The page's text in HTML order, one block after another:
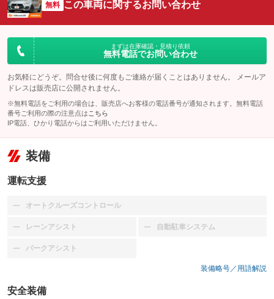
無料 この車両に関するお問い合わせ
まずは在庫確認・見積り依頼
無料電話でお問い合わせ
お気軽にどうぞ。問合せ後に何度もご連絡が届くことはありません。 メールア
ドレスは販売店に公開されません。
※無料電話をご利用の場合は、販売店へお客様の電話番号が通知されます。無料電話
番号ご利用の際の注意点は こちら
IP電話、ひかり電話からはご利用いただけません。
装備
運転支援
オートクルーズコントロール
：装備なし
レーンアシスト
：装備なし 自動駐車システム
：装備なし
パークアシスト
：装備なし
装備略号／用語解説
安全装備